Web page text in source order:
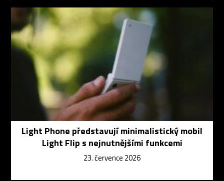
Light Phone představují minimalistický mobil
Light Flip s nejnutnějšími funkcemi
23. července 2026